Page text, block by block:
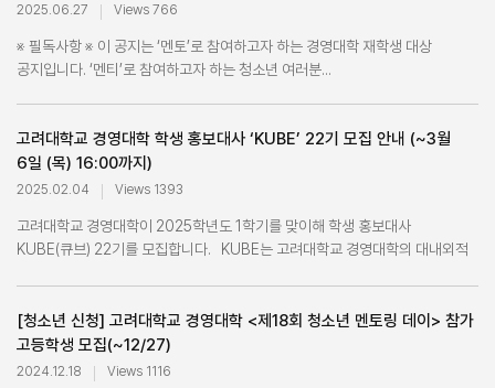
2025.06.27 Views 766
※ 필독사항 ※ 이 공지는 ‘멘토’로 참여하고자 하는 경영대학 재학생 대상
공지입니다. ‘멘티’로 참여하고자 하는 청소년 여러분...
고려대학교 경영대학 학생 홍보대사 ‘KUBE’ 22기 모집 안내 (~3월
6일 (목) 16:00까지)
2025.02.04 Views 1393
고려대학교 경영대학이 2025학년도 1학기를 맞이해 학생 홍보대사
KUBE(큐브) 22기를 모집합니다. KUBE는 고려대학교 경영대학의 대내외적
[청소년 신청] 고려대학교 경영대학 <제18회 청소년 멘토링 데이> 참가
고등학생 모집(~12/27)
2024.12.18 Views 1116